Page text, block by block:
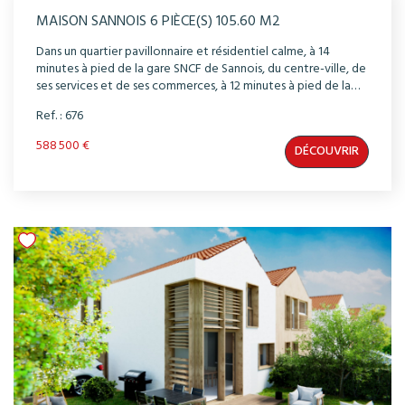
MAISON SANNOIS 6 PIÈCE(S) 105.60 M2
Dans un quartier pavillonnaire et résidentiel calme, à 14
minutes à pied de la gare SNCF de Sannois, du centre-ville, de
ses services et de ses commerces, à 12 minutes à pied de la
1512 ), découvrez cette maison, à l'architecture
contemporaine dotée d'un beau jardins privatif plein sud
pour profiter du meilleur ensoleillement et du calme
environnant. La conception et les prestations des maisons
orientations pour une luminosité optimale, carrelage à RDC
et parquet à l'étage. Vous disposerez d'une pompe à chaleur
individuelle pour la production d'eau chaude et le chauffage
de votre maison.
Ref. : 676
588 500 €
DÉCOUVRIR